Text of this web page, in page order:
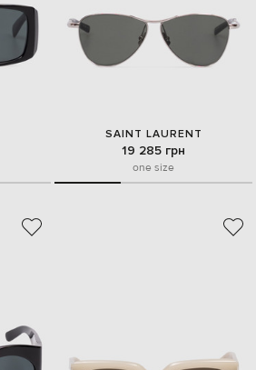
SAINT LAURENT
19 285 грн
one size